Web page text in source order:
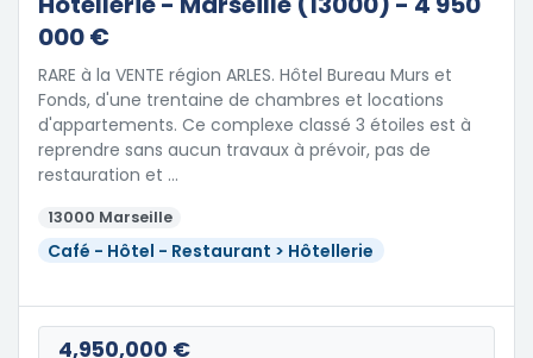
000 €
RARE à la VENTE région ARLES. Hôtel Bureau Murs et
Fonds, d'une trentaine de chambres et locations
d'appartements. Ce complexe classé 3 étoiles est à
reprendre sans aucun travaux à prévoir, pas de
restauration et …
13000 Marseille
Café - Hôtel - Restaurant > Hôtellerie
4,950,000 €